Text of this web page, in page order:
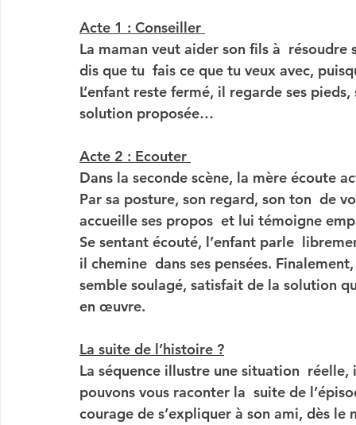
Acte 1 : Conseiller
La maman veut aider son fils à
dis que tu  fais ce que tu veux avec,
L’enfant reste fermé, il regarde ses
solution proposée…
Acte 2 : Ecouter
Dans la seconde scène, la mère écoute
Par sa posture, son regard, son ton  de
accueille ses propos  et lui témoigne
Se sentant écouté, l’enfant parle
il chemine  dans ses pensées.
semble soulagé, satisfait de la solution
en œuvre.
La suite de l’histoire ?
La séquence illustre une situation
pouvons vous raconter la  suite de
courage de s’expliquer à son ami, dès